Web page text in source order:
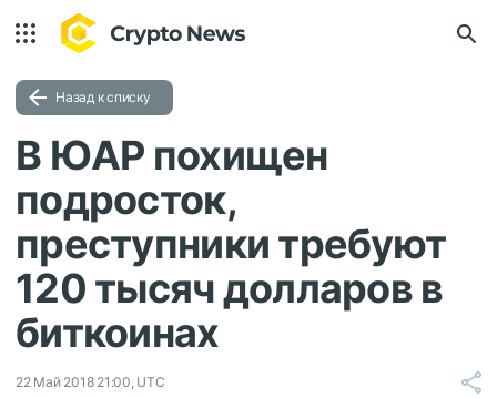
Назад к списку
В ЮАР похищен
подросток,
преступники требуют
120 тысяч долларов в
биткоинах
22 Май 2018 21:00, UTC